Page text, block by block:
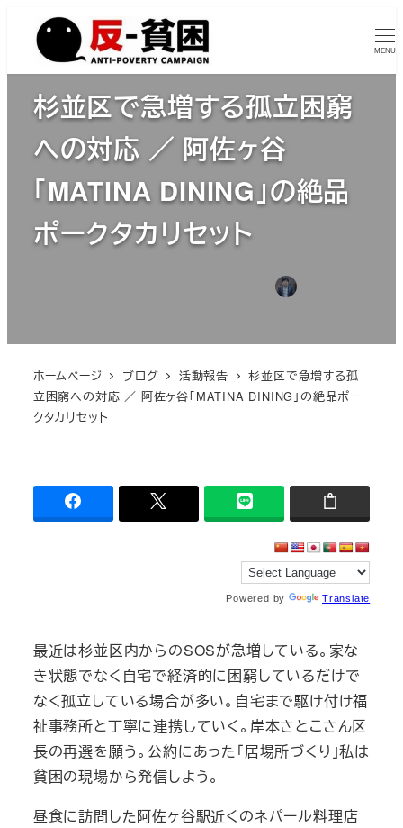
ン
MENU
杉並区で急増する孤立困窮
への対応 ／ 阿佐ヶ谷
「MATINA DINING」の絶品
ポークタカリセット
著
瀬戸大作
ホームページ ブログ 活動報告
杉並区で急増する孤
立困窮への対応 ／ 阿佐ヶ谷「MATINA DINING」の絶品ポー
クタカリセット
- -
Powered by Translate
最近は杉並区内からのSOSが急増している。家な
き状態でなく自宅で経済的に困窮しているだけで
なく孤立している場合が多い。自宅まで駆け付け福
祉事務所と丁寧に連携していく。岸本さとこさん区
長の再選を願う。公約にあった「居場所づくり」私は
貧困の現場から発信しよう。
昼食に訪問した阿佐ヶ谷駅近くのネパール料理店